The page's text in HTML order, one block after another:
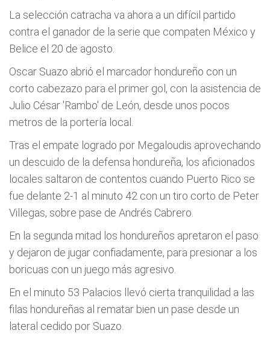
La selección catracha va ahora a un difícil partido
contra el ganador de la serie que compaten México y
Belice el 20 de agosto.
Oscar Suazo abrió el marcador hondureño con un
corto cabezazo para el primer gol, con la asistencia de
Julio César 'Rambo' de León, desde unos pocos
metros de la portería local.
Tras el empate logrado por Megaloudis aprovechando
un descuido de la defensa hondureña, los aficionados
locales saltaron de contentos cuando Puerto Rico se
fue delante 2-1 al minuto 42 con un tiro corto de Peter
Villegas, sobre pase de Andrés Cabrero.
En la segunda mitad los hondureños apretaron el paso
y dejaron de jugar confiadamente, para presionar a los
boricuas con un juego más agresivo.
En el minuto 53 Palacios llevó cierta tranquilidad a las
filas hondureñas al rematar bien un pase desde un
lateral cedido por Suazo.